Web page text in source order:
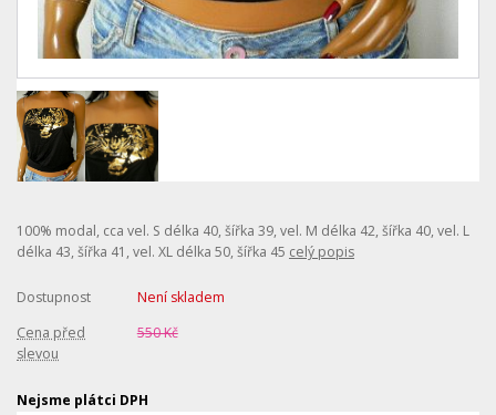
100% modal, cca vel. S délka 40, šířka 39, vel. M délka 42, šířka 40, vel. L
délka 43, šířka 41, vel. XL délka 50, šířka 45 celý popis
Dostupnost
Není skladem
Cena před
slevou
550 Kč
Nejsme plátci DPH